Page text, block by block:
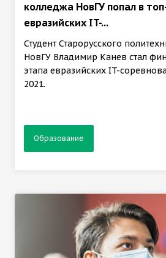
колледжа НовГУ попал в
евразийских IT-...
Студент Старорусского
НовГУ Владимир Канев стал
этапа евразийских IT-
2021.
Образование